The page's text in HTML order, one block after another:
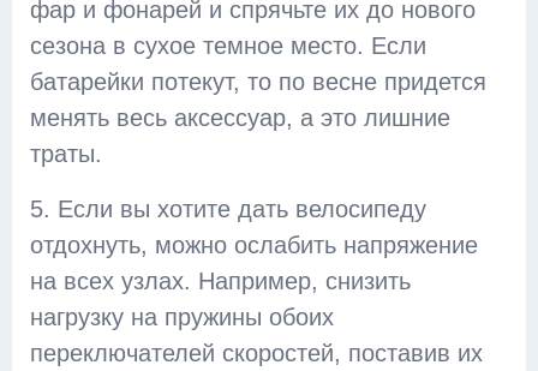
фар и фонарей и спрячьте их до нового
сезона в сухое темное место. Если
батарейки потекут, то по весне придется
менять весь аксессуар, а это лишние
траты.
5. Если вы хотите дать велосипеду
отдохнуть, можно ослабить напряжение
на всех узлах. Например, снизить
нагрузку на пружины обоих
переключателей скоростей, поставив их